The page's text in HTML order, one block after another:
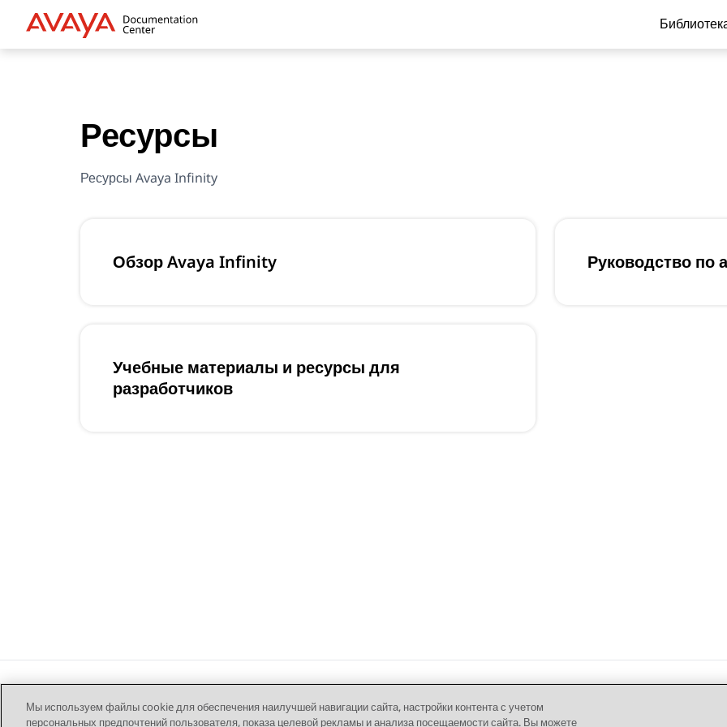
Ресурсы
Ресурсы Avaya Infinity
Обзор Avaya Infinity Руководство по
Учебные материалы и ресурсы для
разработчиков
Мы используем файлы cookie для обеспечения наилучшей навигации сайта, настройки контента с учетом
персональных предпочтений пользователя, показа целевой рекламы и анализа посещаемости сайта. Вы можете